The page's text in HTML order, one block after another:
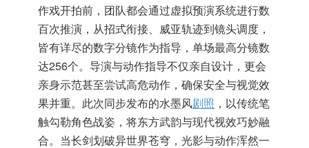
作戏开拍前，团队都会通过虚拟预演系统进行数
百次推演，从招式衔接、威亚轨迹到镜头调度，
皆有详尽的数字分镜作为指导，单场最高分镜数
达256个。导演与动作指导不仅亲自设计，更会
亲身示范甚至尝试高危动作，确保安全与视觉效
果并重。此次同步发布的水墨风剧照 ，以传统笔
触勾勒角色战姿，将东方武韵与现代视效巧妙融
合。当长剑划破异世界苍穹，光影与动作浑然一